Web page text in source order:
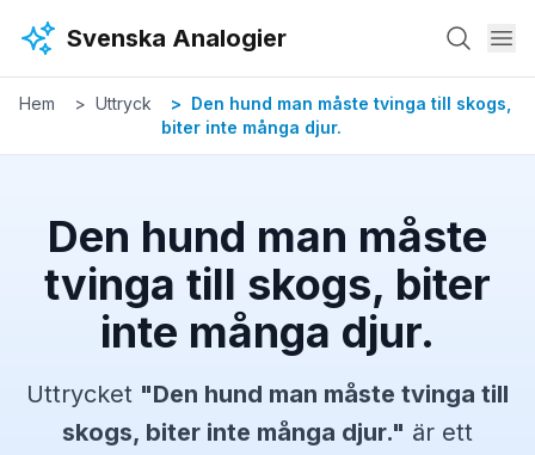
Svenska Analogier
Hem Uttryck
Den hund man måste tvinga till skogs,
biter inte många djur.
Den hund man måste
tvinga till skogs, biter
inte många djur.
Uttrycket "Den hund man måste tvinga till
skogs, biter inte många djur." är ett